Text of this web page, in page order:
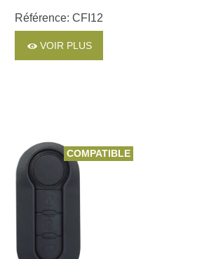
Référence: CFI12
VOIR PLUS
COMPATIBLE